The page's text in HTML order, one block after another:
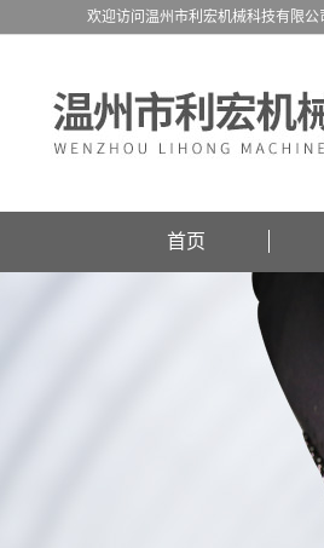
欢迎访问温州市利宏机械科技有限公
首页